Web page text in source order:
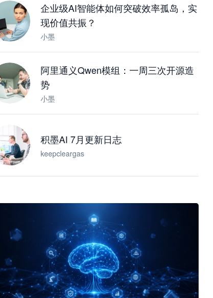
企业级AI智能体如何突破效率孤岛，实
现价值共振？
小墨
阿里通义Qwen模组：一周三次开源造
势
小墨
积墨AI 7月更新日志
keepcleargas